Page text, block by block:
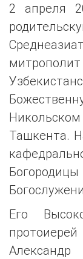
2 апреля
Ташкента.
Его